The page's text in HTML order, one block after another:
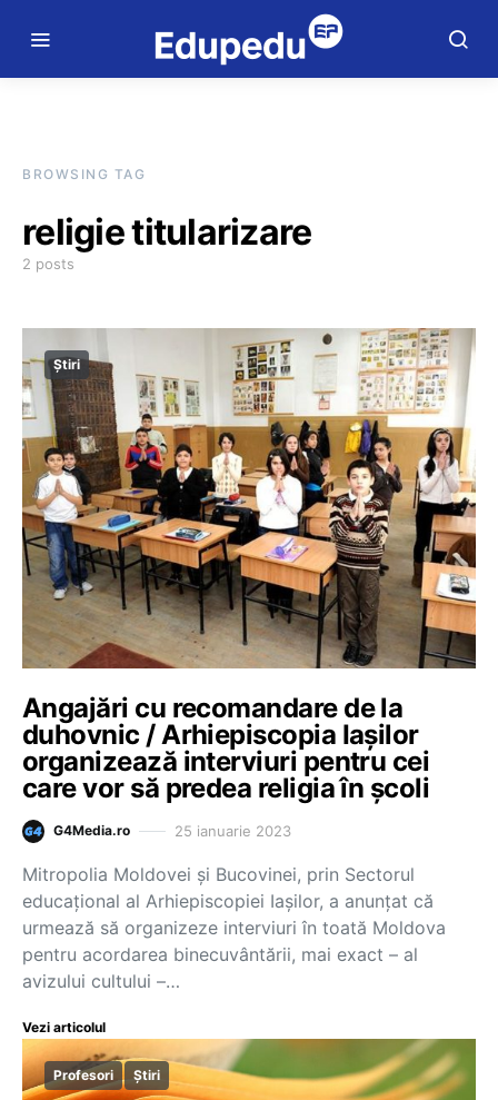
BROWSING TAG
religie titularizare
2 posts
Știri
Angajări cu recomandare de la
duhovnic / Arhiepiscopia Iașilor
organizează interviuri pentru cei
care vor să predea religia în școli
G4Media.ro 25 ianuarie 2023
Mitropolia Moldovei şi Bucovinei, prin Sectorul
educaţional al Arhiepiscopiei Iaşilor, a anunţat că
urmează să organizeze interviuri în toată Moldova
pentru acordarea binecuvântării, mai exact – al
avizului cultului –…
Vezi articolul
Profesori Știri